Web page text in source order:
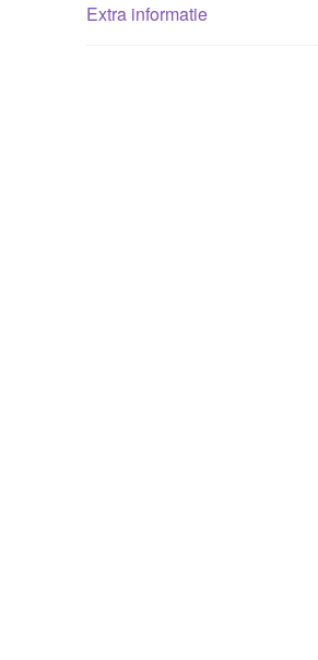
Extra informatie